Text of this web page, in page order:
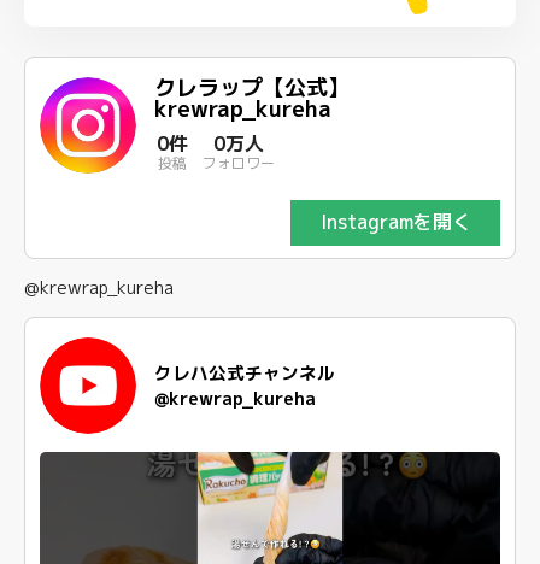
クレラップ【公式】
krewrap_kureha
0件
投稿
0万人
フォロワー
Instagramを開く
@krewrap_kureha
クレハ公式チャンネル
@krewrap_kureha